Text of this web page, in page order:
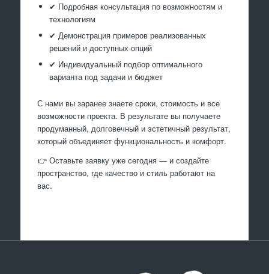
✔ Подробная консультация по возможностям и
технологиям
✔ Демонстрация примеров реализованных
решений и доступных опций
✔ Индивидуальный подбор оптимального
варианта под задачи и бюджет
С нами вы заранее знаете сроки, стоимость и все
возможности проекта. В результате вы получаете
продуманный, долговечный и эстетичный результат,
который объединяет функциональность и комфорт.
👉 Оставьте заявку уже сегодня — и создайте
пространство, где качество и стиль работают на
вас.